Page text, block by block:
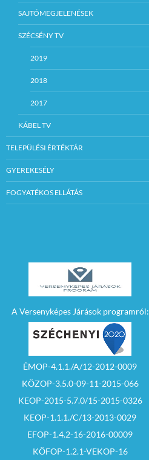
SAJTÓMEGJELENÉSEK
SZÉCSÉNY TV
2019
2018
2017
KÁBEL TV
TELEPÜLÉSI ÉRTÉKTÁR
GYEREKESÉLY
FOGYATÉKOS ELLÁTÁS
A Versenyképes Járások programról:
ÉMOP-4.1.1./A/12-2012-0009
KÖZOP-3.5.0-09-11-2015-066
KEOP-2015-5.7.0/15-2015-0326
KEOP-1.1.1./C/13-2013-0029
EFOP-1.4.2-16-2016-00009
KÖFOP-1.2.1-VEKOP-16